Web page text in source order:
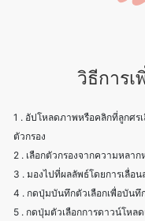
วิธีการ
1 . อัปโหลดภาพหรือคลิกที่ลูกศร
ตัวกรอง
2 . เลือกตัวกรองจากความหลา
3 . มองไปที่ผลลัพธ์โดยการเลื่อน
4 . กดปุ่มบันทึกตัวเลือกเพื่อบันทึ
5 . กดปุ่มตัวเลือกการดาวน์โหล